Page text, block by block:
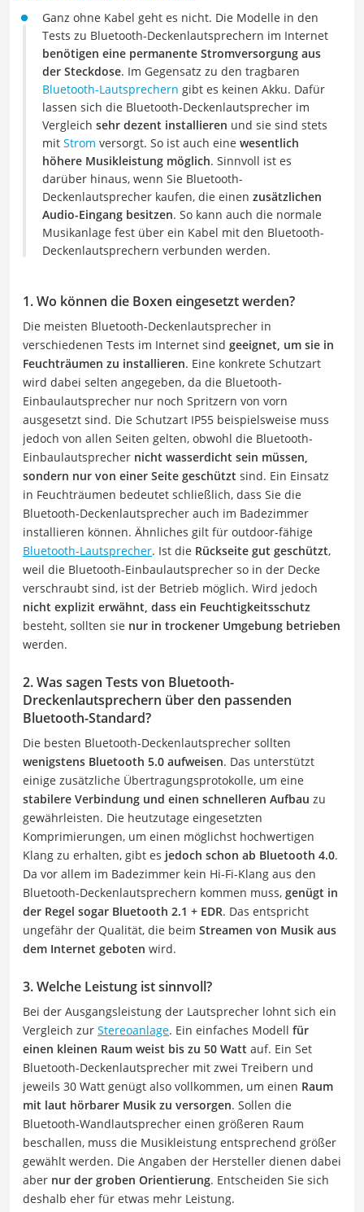
Ganz ohne Kabel geht es nicht. Die Modelle in den
Tests zu Bluetooth-Deckenlautsprechern im Internet
benötigen eine permanente Stromversorgung aus
der Steckdose. Im Gegensatz zu den tragbaren
Bluetooth-Lautsprechern gibt es keinen Akku. Dafür
lassen sich die Bluetooth-Deckenlautsprecher im
Vergleich sehr dezent installieren und sie sind stets
mit Strom versorgt. So ist auch eine wesentlich
höhere Musikleistung möglich. Sinnvoll ist es
darüber hinaus, wenn Sie Bluetooth-
Deckenlautsprecher kaufen, die einen zusätzlichen
Audio-Eingang besitzen. So kann auch die normale
Musikanlage fest über ein Kabel mit den Bluetooth-
Deckenlautsprechern verbunden werden.
1. Wo können die Boxen eingesetzt werden?
Die meisten Bluetooth-Deckenlautsprecher in
verschiedenen Tests im Internet sind geeignet, um sie in
Feuchträumen zu installieren. Eine konkrete Schutzart
wird dabei selten angegeben, da die Bluetooth-
Einbaulautsprecher nur noch Spritzern von vorn
ausgesetzt sind. Die Schutzart IP55 beispielsweise muss
jedoch von allen Seiten gelten, obwohl die Bluetooth-
Einbaulautsprecher nicht wasserdicht sein müssen,
sondern nur von einer Seite geschützt sind. Ein Einsatz
in Feuchträumen bedeutet schließlich, dass Sie die
Bluetooth-Deckenlautsprecher auch im Badezimmer
installieren können. Ähnliches gilt für outdoor-fähige
Bluetooth-Lautsprecher. Ist die Rückseite gut geschützt,
weil die Bluetooth-Einbaulautsprecher so in der Decke
verschraubt sind, ist der Betrieb möglich. Wird jedoch
nicht explizit erwähnt, dass ein Feuchtigkeitsschutz
besteht, sollten sie nur in trockener Umgebung betrieben
werden.
2. Was sagen Tests von Bluetooth-
Dreckenlautsprechern über den passenden
Bluetooth-Standard?
Die besten Bluetooth-Deckenlautsprecher sollten
wenigstens Bluetooth 5.0 aufweisen. Das unterstützt
einige zusätzliche Übertragungsprotokolle, um eine
stabilere Verbindung und einen schnelleren Aufbau zu
gewährleisten. Die heutzutage eingesetzten
Komprimierungen, um einen möglichst hochwertigen
Klang zu erhalten, gibt es jedoch schon ab Bluetooth 4.0.
Da vor allem im Badezimmer kein Hi-Fi-Klang aus den
Bluetooth-Deckenlautsprechern kommen muss, genügt in
der Regel sogar Bluetooth 2.1 + EDR. Das entspricht
ungefähr der Qualität, die beim Streamen von Musik aus
dem Internet geboten wird.
3. Welche Leistung ist sinnvoll?
Bei der Ausgangsleistung der Lautsprecher lohnt sich ein
Vergleich zur Stereoanlage. Ein einfaches Modell für
einen kleinen Raum weist bis zu 50 Watt auf. Ein Set
Bluetooth-Deckenlautsprecher mit zwei Treibern und
jeweils 30 Watt genügt also vollkommen, um einen Raum
mit laut hörbarer Musik zu versorgen. Sollen die
Bluetooth-Wandlautsprecher einen größeren Raum
beschallen, muss die Musikleistung entsprechend größer
gewählt werden. Die Angaben der Hersteller dienen dabei
aber nur der groben Orientierung. Entscheiden Sie sich
deshalb eher für etwas mehr Leistung.